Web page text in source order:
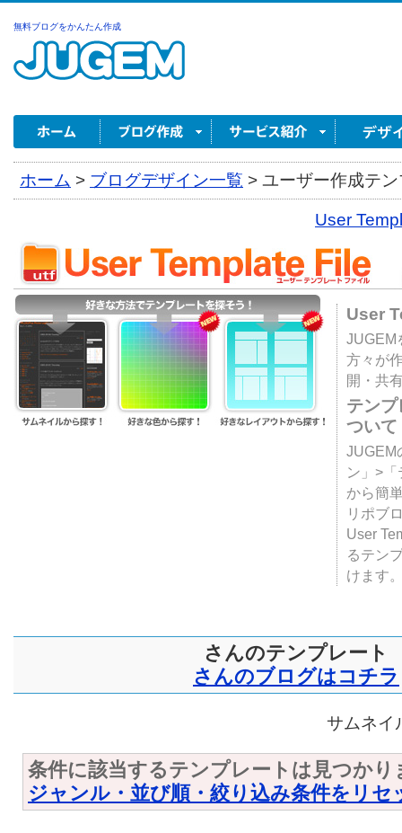
無料ブログをかんたん作成
ホーム > ブログデザイン一覧 > ユーザー作成テ
User
User
JUGEM
方々が
開・共
テン
ついて
JUGEM
ン」>
から簡
リポブ
User
るテン
けます
さんのテンプレート
さんのブログはコチラ
サムネイ
条件に該当するテンプレートは見つかり
ジャンル・並び順・絞り込み条件をリセ